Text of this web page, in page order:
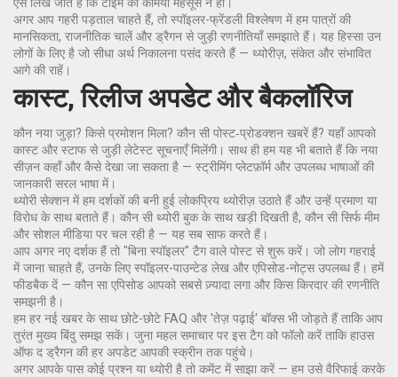
अगर आप गहरी पड़ताल चाहते हैं, तो स्पॉइलर-फ्रेंडली विश्लेषण में हम पात्रों की
मानसिकता, राजनीतिक चालें और ड्रैगन से जुड़ी रणनीतियाँ समझाते हैं। यह हिस्सा उन
लोगों के लिए है जो सीधा अर्थ निकालना पसंद करते हैं — थ्योरीज़, संकेत और संभावित
आगे की राहें।
कास्ट, रिलीज अपडेट और बैकलॉरिज
कौन नया जुड़ा? किसे प्रमोशन मिला? कौन सी पोस्ट‑प्रोडक्शन खबरें हैं? यहाँ आपको
कास्ट और स्टाफ से जुड़ी लेटेस्ट सूचनाएँ मिलेंगी। साथ ही हम यह भी बताते हैं कि नया
सीज़न कहाँ और कैसे देखा जा सकता है — स्ट्रीमिंग प्लेटफ़ॉर्म और उपलब्ध भाषाओं की
जानकारी सरल भाषा में।
थ्योरी सेक्शन में हम दर्शकों की बनी हुई लोकप्रिय थ्योरीज़ उठाते हैं और उन्हें प्रमाण या
विरोध के साथ बताते हैं। कौन सी थ्योरी बुक के साथ खड़ी दिखती है, कौन सी सिर्फ मीम
और सोशल मीडिया पर चल रही है — यह सब साफ करते हैं।
आप अगर नए दर्शक हैं तो "बिना स्पॉइलर" टैग वाले पोस्ट से शुरू करें। जो लोग गहराई
में जाना चाहते हैं, उनके लिए स्पॉइलर-पाउन्टेड लेख और एपिसोड-नोट्स उपलब्ध हैं। हमें
फीडबैक दें — कौन सा एपिसोड आपको सबसे ज़्यादा लगा और किस किरदार की रणनीति
समझनी है।
हम हर नई खबर के साथ छोटे-छोटे FAQ और 'तेज़ पढ़ाई' बॉक्स भी जोड़ते हैं ताकि आप
तुरंत मुख्य बिंदु समझ सकें। जुना महल समाचार पर इस टैग को फॉलो करें ताकि हाउस
ऑफ द ड्रैगन की हर अपडेट आपकी स्क्रीन तक पहुंचे।
अगर आपके पास कोई प्रश्न या थ्योरी है तो कमेंट में साझा करें — हम उसे वैरिफाई करके